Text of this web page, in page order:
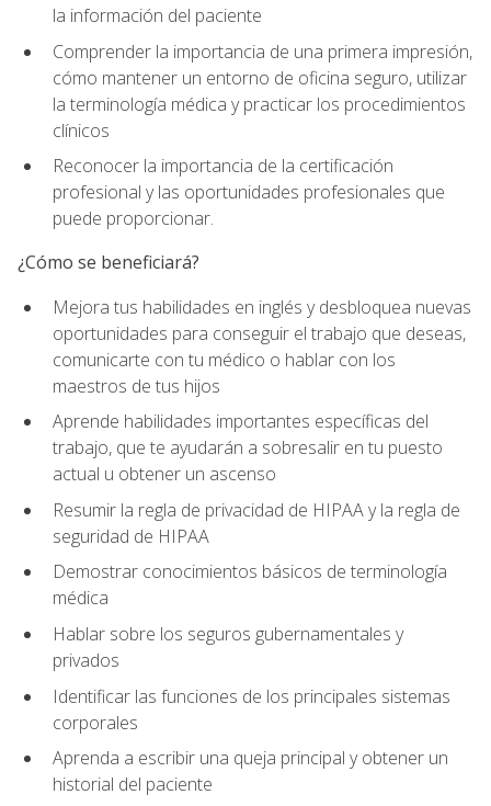
la información del paciente
Comprender la importancia de una primera impresión,
cómo mantener un entorno de oficina seguro, utilizar
la terminología médica y practicar los procedimientos
clínicos
Reconocer la importancia de la certificación
profesional y las oportunidades profesionales que
puede proporcionar.
¿Cómo se beneficiará?
Mejora tus habilidades en inglés y desbloquea nuevas
oportunidades para conseguir el trabajo que deseas,
comunicarte con tu médico o hablar con los
maestros de tus hijos
Aprende habilidades importantes específicas del
trabajo, que te ayudarán a sobresalir en tu puesto
actual u obtener un ascenso
Resumir la regla de privacidad de HIPAA y la regla de
seguridad de HIPAA
Demostrar conocimientos básicos de terminología
médica
Hablar sobre los seguros gubernamentales y
privados
Identificar las funciones de los principales sistemas
corporales
Aprenda a escribir una queja principal y obtener un
historial del paciente